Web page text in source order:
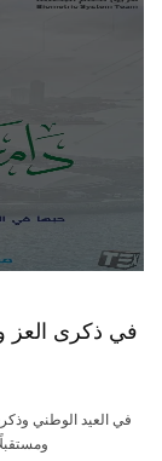
في ذكرى العز
في العيد الوطني